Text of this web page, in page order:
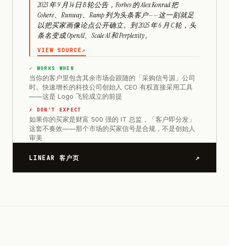
2023 年 9 月 14 日 B 轮公告，Forbes 的 Alex Konrad 把
Cohere、Runway、Ramp 列为头条客户——这一刻就足
以把买家画像论点公开确立。到 2025 年 6 月 C 轮，头
条名变成 OpenAI、Scale AI 和 Perplexity。
VIEW SOURCE ↗
✓ WORKS WHEN
当你的客户里包含其余市场会跟随的「采购信号源」公司
时。快速增长的科技公司创始人 CEO 有权直接采用工具
——这是 Logo 飞轮成立的前提
✗ DON'T EXPECT
如果你的买家是财富 500 强的 IT 总监，「客户即分发」
这套不奏效——那个市场的买家信号是合规，不是创始人
审美
LINEAR 客户页 ↗